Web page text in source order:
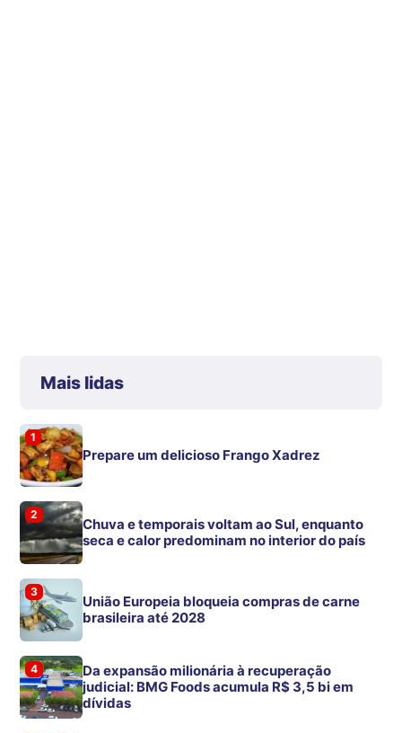
Mais lidas
1
Prepare um delicioso Frango Xadrez
2
Chuva e temporais voltam ao Sul, enquanto
seca e calor predominam no interior do país
3
União Europeia bloqueia compras de carne
brasileira até 2028
4
Da expansão milionária à recuperação
judicial: BMG Foods acumula R$ 3,5 bi em
dívidas